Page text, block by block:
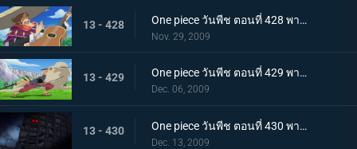
13 - 428 One piece วันพีช ตอนที่ 428 พากย์ไทย ตอนพิเศษก่อนเข้าภาคมูฟวี่! โจรสลัดอามิโก้บุกโจมตี!
Nov. 29, 2009
13 - 429 One piece วันพีช ตอนที่ 429 พากย์ไทย ตอนพิเศษก่อนเข้าภาคมูฟวี่! ศึกชี้ชะตา ลูฟี่ ปะทะ ลาร์โก้
Dec. 06, 2009
13 - 430 One piece วันพีช ตอนที่ 430 พากย์ไทย เจ็ดเทพโจรสลัดที่ถูกจองจำ! ชายชาตรีแห่งท้องทะเล "จินเบ"
Dec. 13, 2009